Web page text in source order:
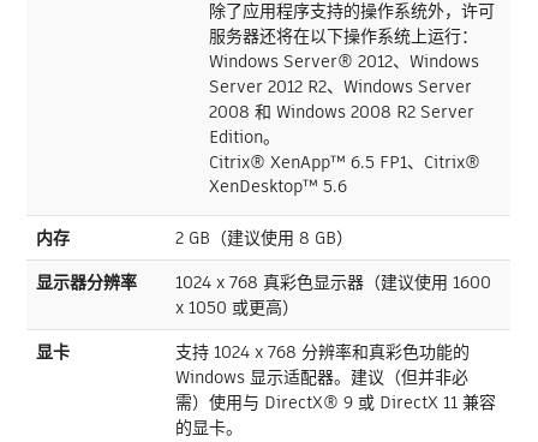
除了应用程序支持的操作系统外，许可
服务器还将在以下操作系统上运行：
Windows Server® 2012、Windows
Server 2012 R2、Windows Server
2008 和 Windows 2008 R2 Server
Edition。
Citrix® XenApp™ 6.5 FP1、Citrix®
XenDesktop™ 5.6
内存
2 GB（建议使用 8 GB）
显示器分辨率
1024 x 768 真彩色显示器（建议使用 1600
x 1050 或更高）
显卡
支持 1024 x 768 分辨率和真彩色功能的
Windows 显示适配器。建议（但并非必
需）使用与 DirectX® 9 或 DirectX 11 兼容
的显卡。